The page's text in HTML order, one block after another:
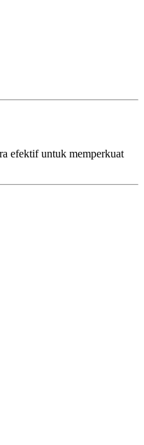
efektif untuk memperkuat